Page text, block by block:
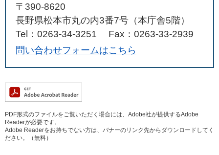
〒390-8620
長野県松本市丸の内3番7号（本庁舎5階）
Tel：0263-34-3251
Fax：0263-33-2939
問い合わせフォームはこちら
PDF形式のファイルをご覧いただく場合には、Adobe社が提供するAdobe
Readerが必要です。
Adobe Readerをお持ちでない方は、バナーのリンク先からダウンロードしてく
ださい。（無料）